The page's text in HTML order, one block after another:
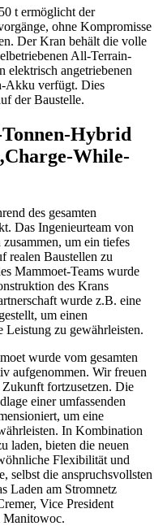
t ermöglicht der
ohne Kompromisse
Der Kran behält die volle
All-Terrain-
elektrisch angetriebenen
Akku verfügt. Dies
der Baustelle.
Hybrid
While-
des gesamten
Das Ingenieurteam von
um ein tiefes
realen Baustellen zu
Mammoet-Teams wurde
des Krans
wurde z.B. eine
um einen
zu gewährleisten.
wurde vom gesamten
aufgenommen. Wir freuen
Zukunft fortzusetzen. Die
einer umfassenden
um eine
In Kombination
laden, bieten die neuen
Flexibilität und
selbst die anspruchsvollsten
Laden am Stromnetz
Vice President
Manitowoc.